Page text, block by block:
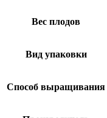
Вес плодов
Вид упаковки
Способ выращивания